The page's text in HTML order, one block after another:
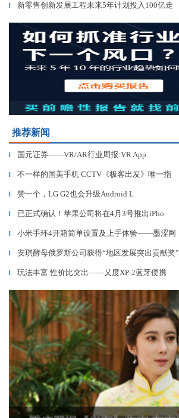
▎ 新零售创新发展工程未来5年计划投入100亿走
推荐新闻
▎ 国元证券——VR/AR行业周报:VR App
▎ 不一样的国美手机 CCTV《极客出发》唯一指
▎ 赞一个，LG G2也会升级Android L
▎ 已正式确认！苹果公司将在4月3号推出iPho
▎ 小米手环4开箱简单设置及上手体验——墨涩网
▎ 安琪酵母俄罗斯公司获得“地区发展突出贡献奖”
▎ 玩法丰富 性价比突出——乂度XP-2蓝牙便携